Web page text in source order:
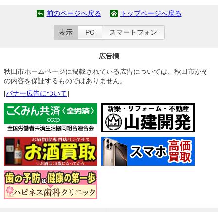
前のページへ戻る トップページへ戻る
表示 PC スマートフォン
広告欄
秋田市ホームページに掲載されている広告については、秋田市がそ
の内容を保証するものではありません。
[バナー広告について]